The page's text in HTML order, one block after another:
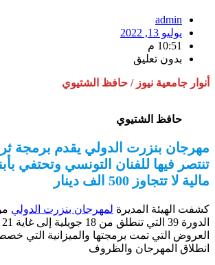
admin
يوليو 13, 2022
10:51 م
بدون تعليق
أنوار جامعية نيوز / حافظ الشتيوي
حافظ الشتيوي
مهرجان بنزرت الدولي يقدم برمجة
تنتصر فيها للفنان التونسي وتحتفي
مالية لا تتجاوز 500 الف دينار
كشفت الهيئة المديرة لمهرجان بنزرت الدولي
العروض التي تمت برمجتها والميزانية التي
انطلاق المهرجان والظروف